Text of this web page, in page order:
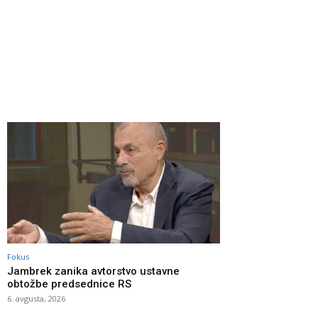
Fokus
Jambrek zanika avtorstvo ustavne
obtožbe predsednice RS
6. avgusta, 2026